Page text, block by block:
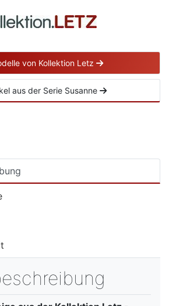
von Kollektion Letz
aus der Serie Susanne